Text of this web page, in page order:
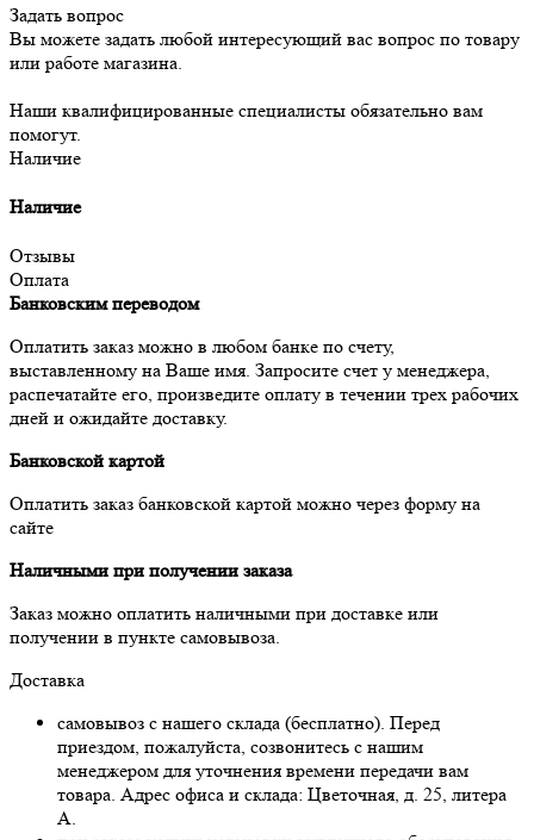
Задать вопрос
Вы можете задать любой интересующий вас вопрос по товару
или работе магазина.
Наши квалифицированные специалисты обязательно вам
помогут.
Наличие
Наличие
Отзывы
Оплата
Банковским переводом
Оплатить заказ можно в любом банке по счету,
выставленному на Ваше имя. Запросите счет у менеджера,
распечатайте его, произведите оплату в течении трех рабочих
дней и ожидайте доставку.
Банковской картой
Оплатить заказ банковской картой можно через форму на
сайте
Наличными при получении заказа
Заказ можно оплатить наличными при доставке или
получении в пункте самовывоза.
Доставка
самовывоз с нашего склада (бесплатно). Перед
приездом, пожалуйста, созвонитесь с нашим
менеджером для уточнения времени передачи вам
товара. Адрес офиса и склада: Цветочная, д. 25, литера
А.